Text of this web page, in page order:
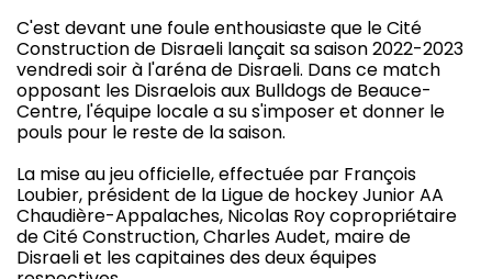
C'est devant une foule enthousiaste que le Cité
Construction de Disraeli lançait sa saison 2022-2023
vendredi soir à l'aréna de Disraeli. Dans ce match
opposant les Disraelois aux Bulldogs de Beauce-
Centre, l'équipe locale a su s'imposer et donner le
pouls pour le reste de la saison.
La mise au jeu officielle, effectuée par François
Loubier, président de la Ligue de hockey Junior AA
Chaudière-Appalaches, Nicolas Roy copropriétaire
de Cité Construction, Charles Audet, maire de
Disraeli et les capitaines des deux équipes